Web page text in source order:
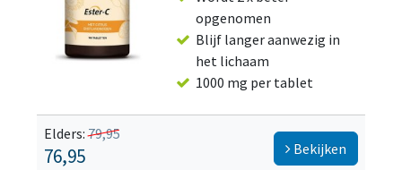
opgenomen
Blijf langer aanwezig in
het lichaam
1000 mg per tablet
Elders:79,95
76,95 Bekijken